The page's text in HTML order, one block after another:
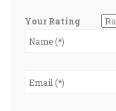
Your Rating